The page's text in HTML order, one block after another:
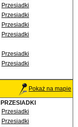
Przesiadki
Przesiadki
Przesiadki
Przesiadki
Przesiadki
Przesiadki
Pokaż na mapie
PRZESIADKI
Przesiadki
Przesiadki